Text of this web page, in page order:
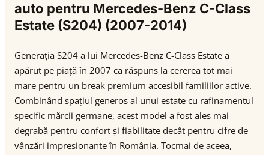
auto pentru Mercedes-Benz C-Class
Estate (S204) (2007-2014)
Generația S204 a lui Mercedes-Benz C-Class Estate a
apărut pe piață în 2007 ca răspuns la cererea tot mai
mare pentru un break premium accesibil familiilor active.
Combinând spațiul generos al unui estate cu rafinamentul
specific mărcii germane, acest model a fost ales mai
degrabă pentru confort și fiabilitate decât pentru cifre de
vânzări impresionante în România. Tocmai de aceea,